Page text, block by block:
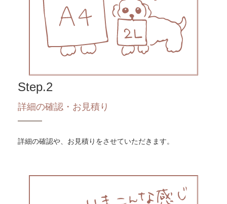
Step.2
詳細の確認・お見積り
詳細の確認や、お見積りをさせていただきます。